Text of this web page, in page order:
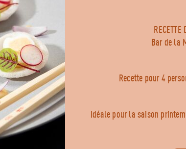
RECETTE
Bar de la
Recette pour 4
Idéale pour la saison